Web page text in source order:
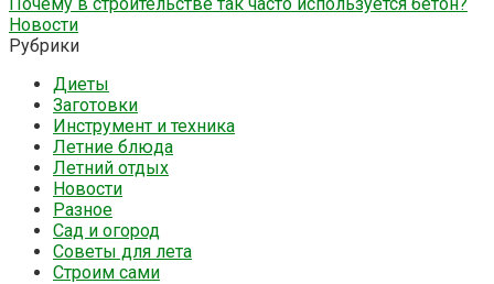
Новости
Рубрики
Диеты
Заготовки
Инструмент и техника
Летние блюда
Летний отдых
Новости
Разное
Сад и огород
Советы для лета
Строим сами